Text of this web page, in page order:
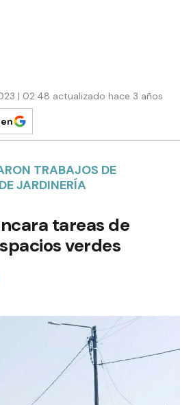
| 02:48 actualizado hace 3 años
TRABAJOS DE
JARDINERÍA
tareas de
verdes